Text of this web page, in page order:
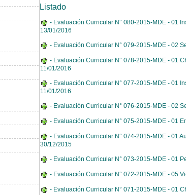
Listado
- Evaluación Curricular N° 080-2015-MDE - 01
13/01/2016
- Evaluación Curricular N° 079-2015-MDE - 02
- Evaluación Curricular N° 078-2015-MDE - 01
11/01/2016
- Evaluación Curricular N° 077-2015-MDE - 01
11/01/2016
- Evaluación Curricular N° 076-2015-MDE - 02
- Evaluación Curricular N° 075-2015-MDE - 01
- Evaluación Curricular N° 074-2015-MDE - 01
30/12/2015
- Evaluación Curricular N° 073-2015-MDE - 01
- Evaluación Curricular N° 072-2015-MDE - 05
- Evaluación Curricular N° 071-2015-MDE - 01